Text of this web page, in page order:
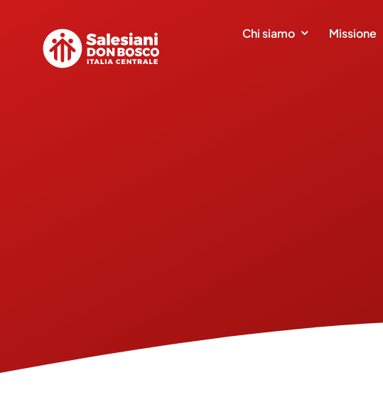
contenuto
Chi siamo Missione